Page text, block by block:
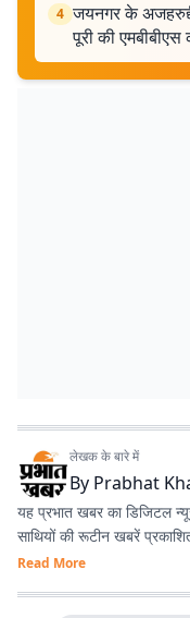
4 जयनगर के
पूरी की एमबीबीएस
लेखक के बारे में
By Prabhat
यह प्रभात खबर का डिजिटल
साथियों की रूटीन खबरें
Read More